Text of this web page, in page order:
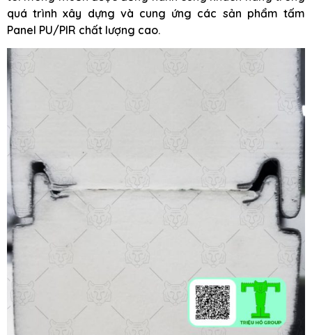
quá trình xây dựng và cung ứng các sản phẩm tấm
Panel PU/PIR chất lượng cao.